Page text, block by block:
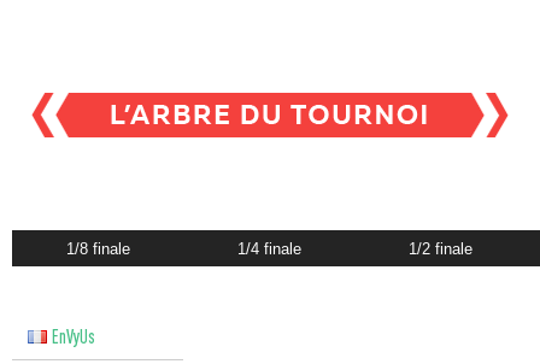
1/8 finale 1/4 finale 1/2 finale
EnVyUs